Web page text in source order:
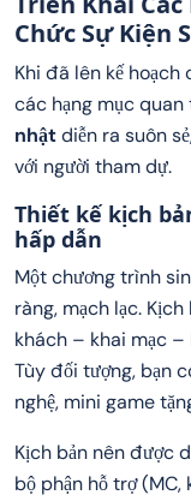
Chức Sự Kiện
Khi đã lên kế
các hạng mục
nhậtdiễn ra suôn
với người tham dự.
Thiết kế kịch
hấp dẫn
Một chương trình
ràng, mạch lạc.
khách – khai mạc
Tùy đối tượng, bạn
nghệ, mini game
Kịch bản nên được
bộ phận hỗ trợ